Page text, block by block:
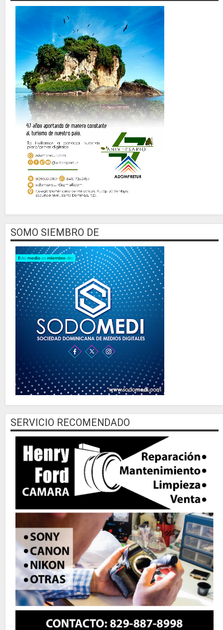
SOMO SIEMBRO DE
SERVICIO RECOMENDADO